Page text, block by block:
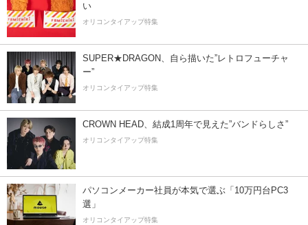
い
オリコンタイアップ特集
SUPER★DRAGON、自ら描いた”レトロフューチャ
ー”
オリコンタイアップ特集
CROWN HEAD、結成1周年で見えた”バンドらしさ”
オリコンタイアップ特集
パソコンメーカー社員が本気で選ぶ「10万円台PC3
選」
オリコンタイアップ特集